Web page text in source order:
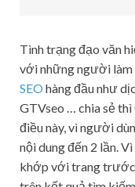
Tình trạng đạo văn
với những người làm
SEO hàng đầu như
GTVseo … chia sẻ
điều này, vì người
nội dung đến 2 lần.
khớp với trang trước